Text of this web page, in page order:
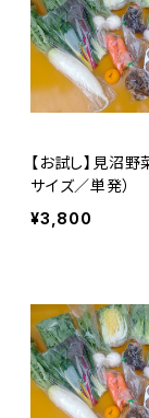
【お試し】見沼野
サイズ／単発）
¥3,800